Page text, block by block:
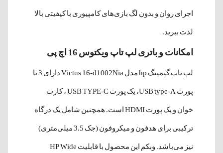
اجرای روان و بدون لگ بازی‌های کامپیوری با کیفیتی بالا
لذت ببرید.
امکانات و باتری لپ تاپ ویکتوس 16 اچ پی
لپ تاپ گیمینگ hp مدل Victus 16-d1002Nia دارای 3 تا
پورت USB type-A، یک پورت USB TYPE-C ، کارت
خوان و یک پورت HDMI است. همچنین شامل یک درگاه
ترکیبی برای هدفون و میکروفون (جک 3.5 میلی‌متری)
نیز می‌باشد. وبکم این محصول با قابلیت HP Wide